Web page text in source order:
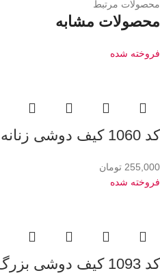
محصولات مرتبط
محصولات مشابه
فروخته شده
کد 1060 کیف دوشی زنانه طرح لوییز ویتون
255,000 تومان
فروخته شده
کد 1093 کیف دوشی بزرگ زنانه طرح برند